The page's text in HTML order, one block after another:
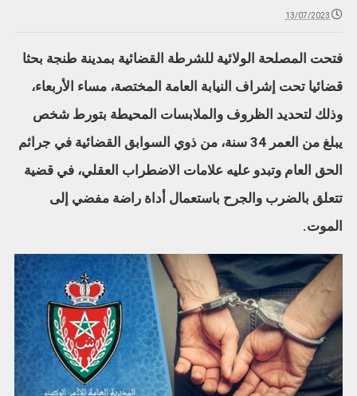
13/07/2023
فتحت المصلحة الولائية للشرطة القضائية بمدينة طنجة بحثا
قضائيا تحت إشراف النيابة العامة المختصة، مساء الأربعاء،
وذلك لتحديد الظروف والملابسات المحيطة بتورط شخص
يبلغ من العمر 34 سنة، من ذوي السوابق القضائية في جرائم
الحق العام وتبدو عليه علامات الاضطراب العقلي، في قضية
تتعلق بالضرب والجرح باستعمال أداة راضة مفضي إلى
الموت.